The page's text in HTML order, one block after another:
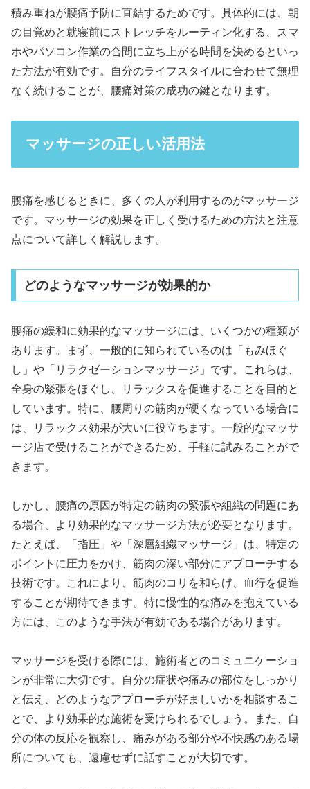
積み重ねが腰痛予防に直結するためです。具体的には、朝
の目覚めと就寝前にストレッチをルーティン化する、スマ
ホやパソコン作業の合間に立ち上がる時間を決めるといっ
た方法が有効です。自分のライフスタイルに合わせて無理
なく続けることが、腰痛対策の成功の鍵となります。
マッサージの正しい活用法
腰痛を感じるときに、多くの人が利用するのがマッサージ
です。マッサージの効果を正しく受けるための方法と注意
点について詳しく解説します。
どのようなマッサージが効果的か
腰痛の緩和に効果的なマッサージには、いくつかの種類が
あります。まず、一般的に知られているのは「もみほぐ
し」や「リラクゼーションマッサージ」です。これらは、
全身の緊張をほぐし、リラックスを促進することを目的と
しています。特に、腰周りの筋肉が硬くなっている場合に
は、リラックス効果が大いに役立ちます。一般的なマッサ
ージ店で受けることができるため、手軽に試みることがで
きます。
しかし、腰痛の原因が特定の筋肉の緊張や組織の問題にあ
る場合、より効果的なマッサージ方法が必要となります。
たとえば、「指圧」や「深層組織マッサージ」は、特定の
ポイントに圧力をかけ、筋肉の深い部分にアプローチする
技術です。これにより、筋肉のコリを和らげ、血行を促進
することが期待できます。特に慢性的な痛みを抱えている
方には、このような手法が有効である場合があります。
マッサージを受ける際には、施術者とのコミュニケーショ
ンが非常に大切です。自分の症状や痛みの部位をしっかり
と伝え、どのようなアプローチが好ましいかを相談するこ
とで、より効果的な施術を受けられるでしょう。また、自
分の体の反応を観察し、痛みがある部分や不快感のある場
所についても、遠慮せずに話すことが大切です。